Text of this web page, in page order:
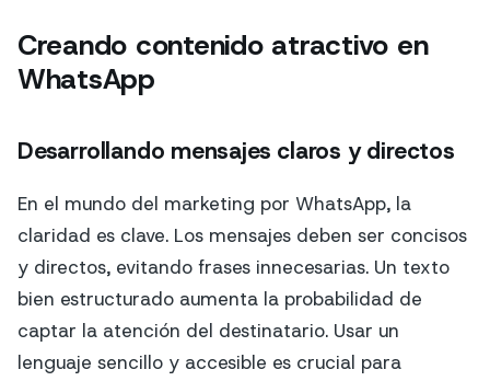
Creando contenido atractivo en
WhatsApp
Desarrollando mensajes claros y directos
En el mundo del marketing por WhatsApp, la
claridad es clave. Los mensajes deben ser concisos
y directos, evitando frases innecesarias. Un texto
bien estructurado aumenta la probabilidad de
captar la atención del destinatario. Usar un
lenguaje sencillo y accesible es crucial para